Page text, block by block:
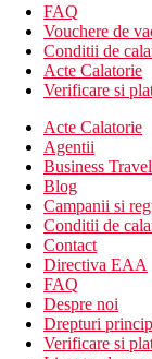
FAQ
Vouchere de
Conditii de
Acte Calatorie
Verificare si
Acte Calatorie
Agentii
Business Travel
Blog
Campanii si
Conditii de
Contact
Directiva EAA
FAQ
Despre noi
Drepturi
Verificare si